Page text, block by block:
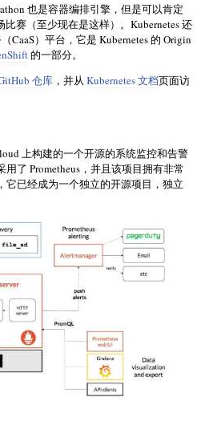
也是容器编排引擎，但是可以肯定
比赛（至少现在是这样）。Kubernetes 还
CaaS）平台，它是 Kubernetes 的 Origin
的一部分。
仓库 ，并从 Kubernetes 文档页面访
上构建的一个开源的系统监控和告警
了 Prometheus，并且该项目拥有非常
它已经成为一个独立的开源项目，独立